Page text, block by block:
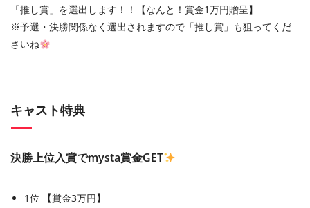
「推し賞」を選出します！！【なんと！賞金1万円贈呈】
※予選・決勝関係なく選出されますので「推し賞」も狙ってくだ
さいね
キャスト特典
決勝上位入賞でmysta賞金GET
1位 【賞金3万円】